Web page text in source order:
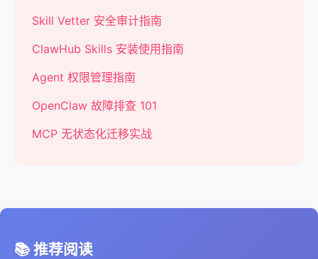
Skill Vetter 安全审计指南
ClawHub Skills 安装使用指南
Agent 权限管理指南
OpenClaw 故障排查 101
MCP 无状态化迁移实战
📚 推荐阅读